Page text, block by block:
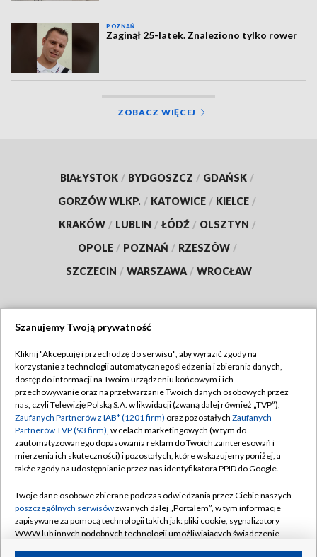
POZNAŃ
Zaginął 25-latek. Znaleziono tylko rower
ZOBACZ WIĘCEJ
BIAŁYSTOK / BYDGOSZCZ / GDAŃSK /
GORZÓW WLKP. / KATOWICE / KIELCE /
KRAKÓW / LUBLIN / ŁÓDŹ / OLSZTYN /
OPOLE / POZNAŃ / RZESZÓW /
SZCZECIN / WARSZAWA / WROCŁAW
TVP
Abonament TVP
Emisja w TVP
Centrum informacji TVP
Naziemna Telewizja Cyfrowa
Rada Programowa
System NOS
Informacje o nadawcy
Regulamin TVP
Polityka prywatności
Moje zgody
Pomoc
Kontakt
Kanały
Szanujemy Twoją prywatność
Kliknij "Akceptuję i przechodzę do serwisu", aby wyrazić zgody na
korzystanie z technologii automatycznego śledzenia i zbierania danych,
dostęp do informacji na Twoim urządzeniu końcowym i ich
przechowywanie oraz na przetwarzanie Twoich danych osobowych przez
nas, czyli Telewizję Polską S.A. w likwidacji (zwaną dalej również „TVP”),
Zaufanych Partnerów z IAB* (1201 firm) oraz pozostałych Zaufanych
Partnerów TVP (93 firm), w celach marketingowych (w tym do
zautomatyzowanego dopasowania reklam do Twoich zainteresowań i
mierzenia ich skuteczności) i pozostałych, które wskazujemy poniżej, a
także zgody na udostępnianie przez nas identyfikatora PPID do Google.
Twoje dane osobowe zbierane podczas odwiedzania przez Ciebie naszych
poszczególnych serwisówzwanych dalej „Portalem”, w tym informacje
zapisywane za pomocą technologii takich jak: pliki cookie, sygnalizatory
WWW lub innych podobnych technologii umożliwiających świadczenie